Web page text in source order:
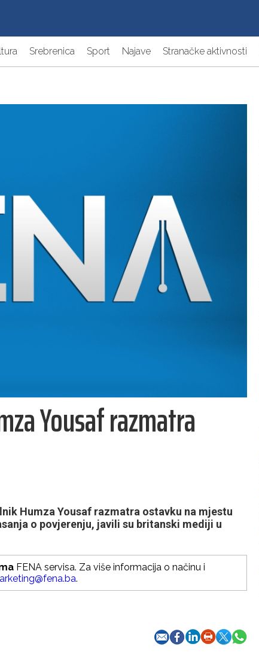
Srebrenica Sport Najave Stranačke aktivnosti
Yousaf razmatra
Humza Yousaf razmatra ostavku na mjestu
o povjerenju, javili su britanski mediji u
FENA servisa. Za više informacija o načinu i
.